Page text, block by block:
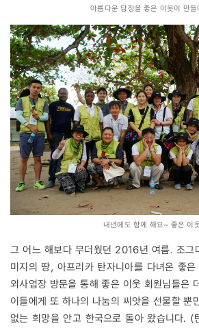
아름다운 담장을 좋은 이웃이 만
내년에도 함께 해요~ 좋은 이
그 어느 해보다 무더웠던 2016년 여름. 조그
미지의 땅, 아프리카 탄자니아를 다녀온 좋
외사업장 방문을 통해 좋은 이웃 회원님들은
이들에게 또 하나의 나눔의 씨앗을 선물할 뿐
없는 희망을 안고 한국으로 돌아 왔습니다. (